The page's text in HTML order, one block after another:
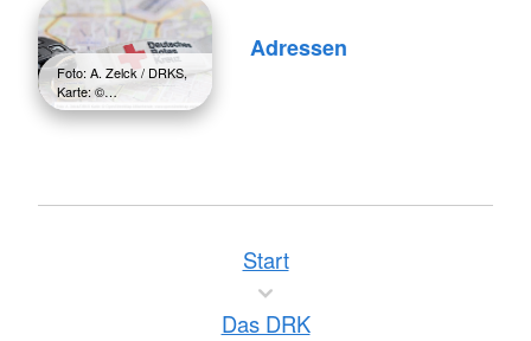
Foto: A. Zelck / DRKS,
Karte: ©…
Adressen
Start
Das DRK